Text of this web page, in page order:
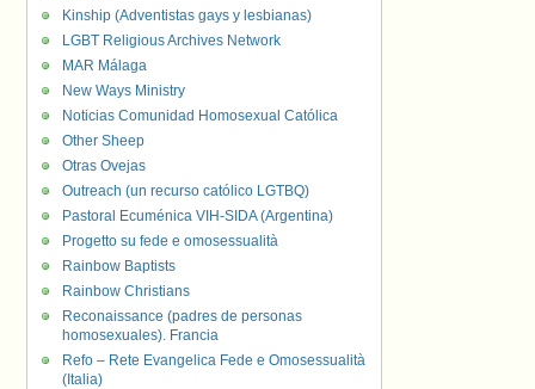
Kinship (Adventistas gays y lesbianas)
LGBT Religious Archives Network
MAR Málaga
New Ways Ministry
Noticias Comunidad Homosexual Católica
Other Sheep
Otras Ovejas
Outreach (un recurso católico LGTBQ)
Pastoral Ecuménica VIH-SIDA (Argentina)
Progetto su fede e omosessualità
Rainbow Baptists
Rainbow Christians
Reconaissance (padres de personas
homosexuales). Francia
Refo – Rete Evangelica Fede e Omosessualità
(Italia)